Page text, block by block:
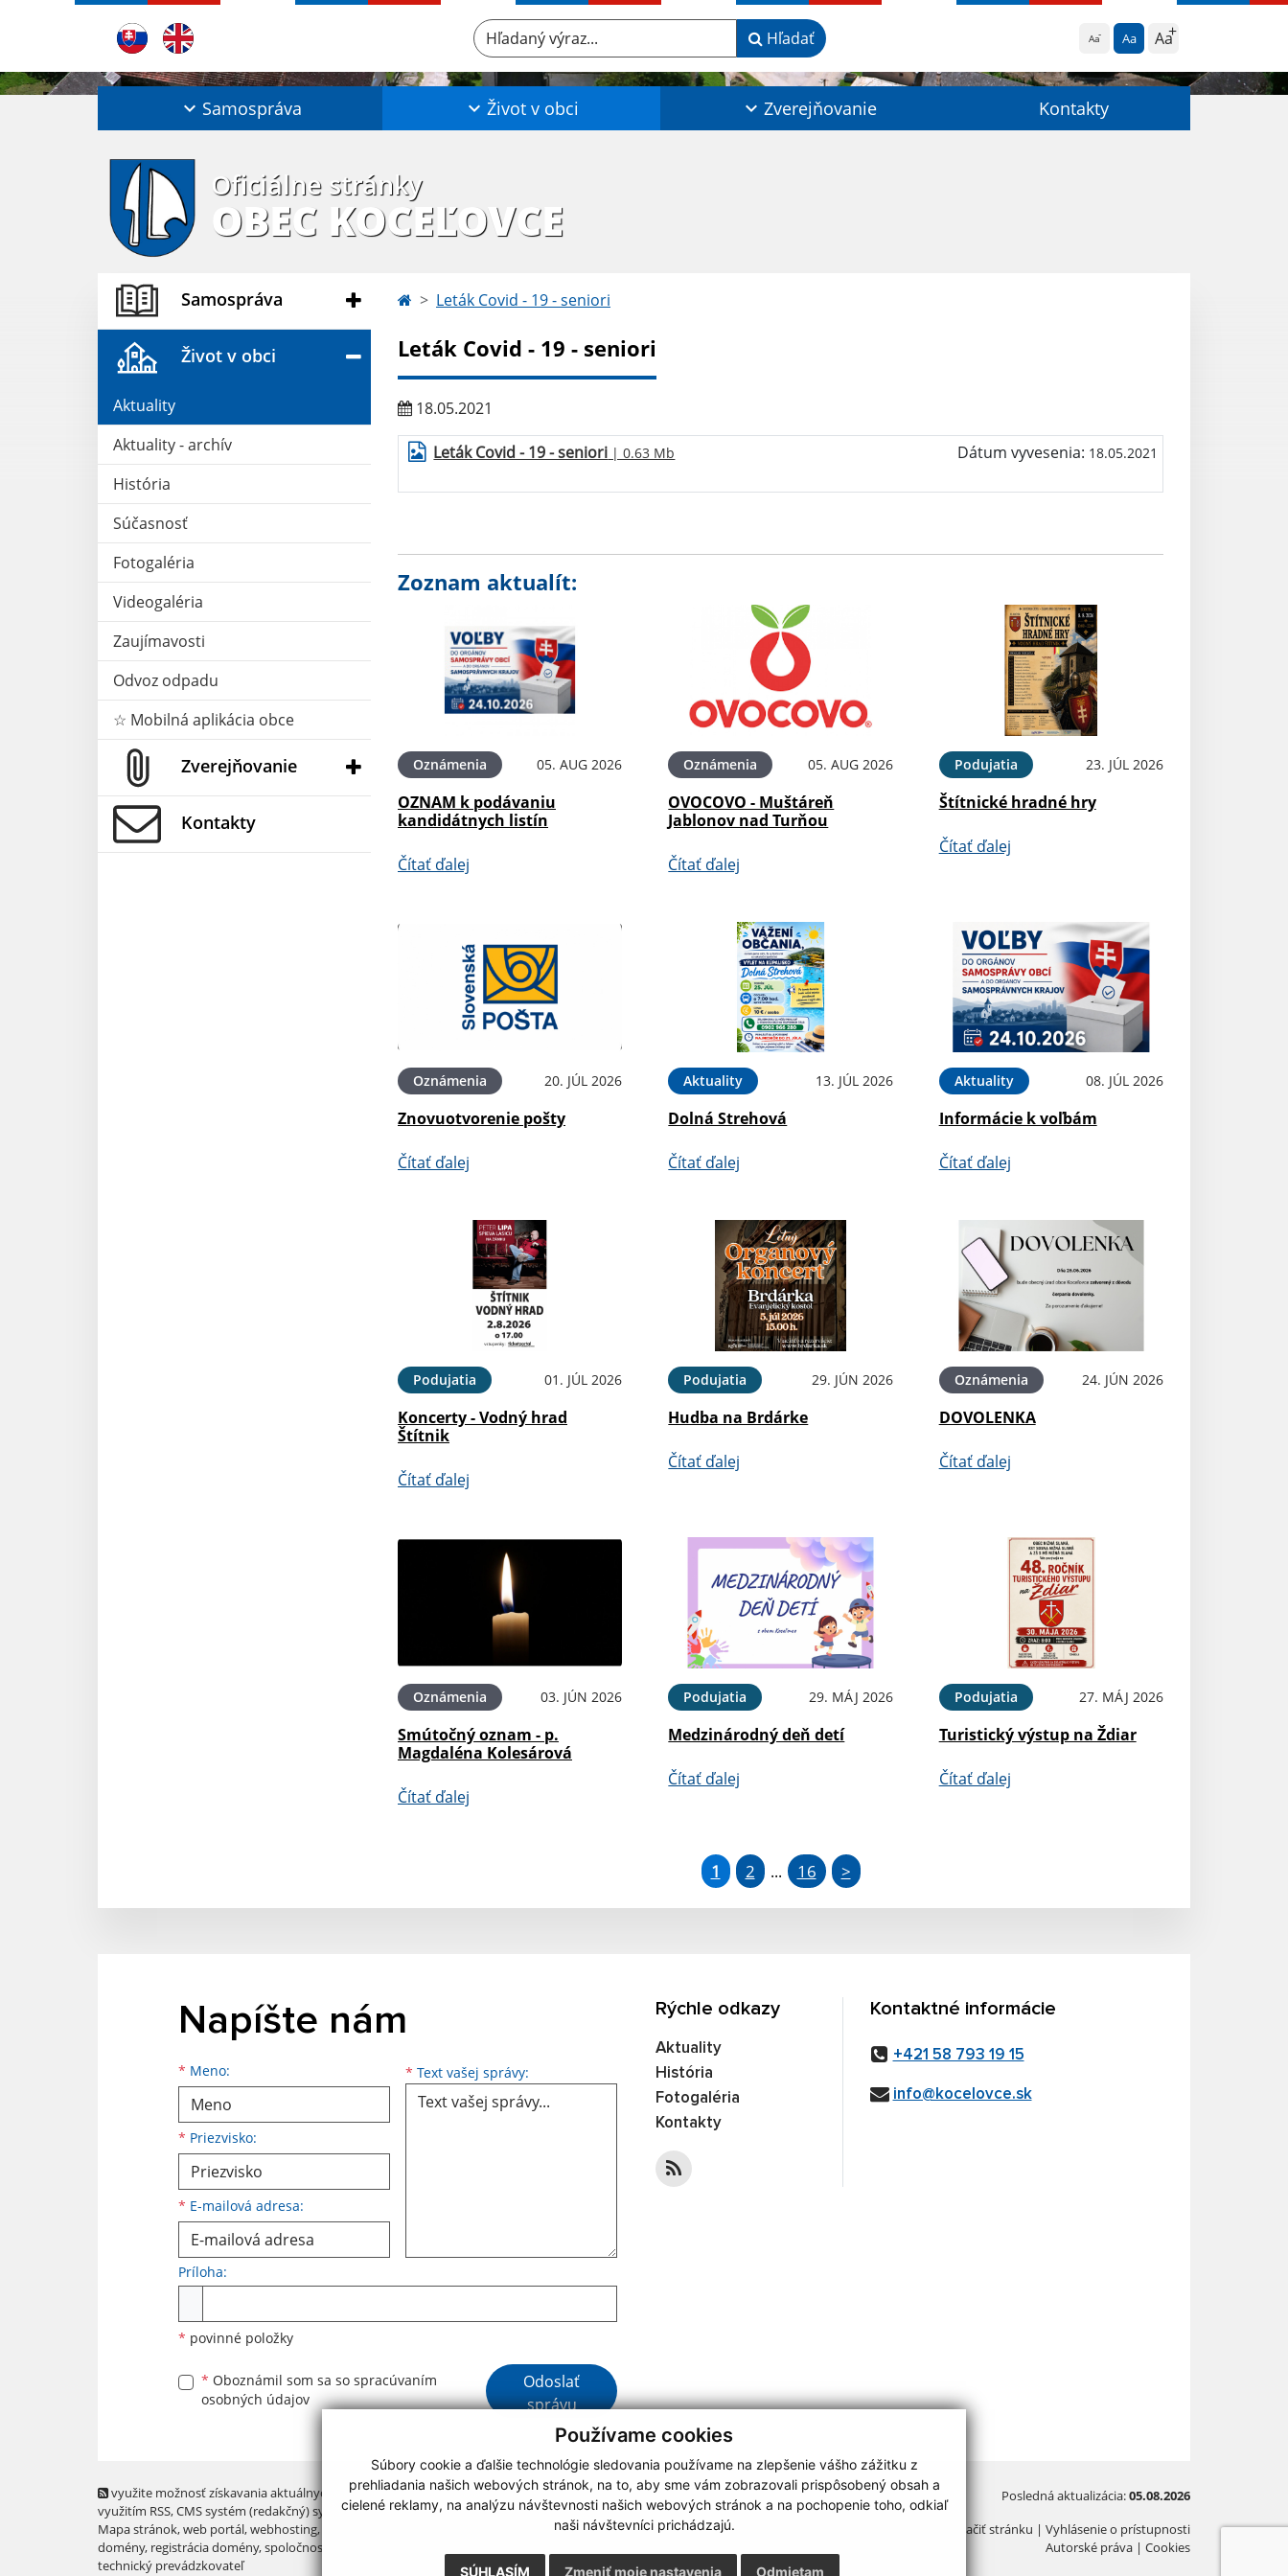
Používame cookies
Súbory cookie a ďalšie technológie sledovania používame na zlepšenie vášho zážitku z
prehliadania našich webových stránok, na to, aby sme vám zobrazovali prispôsobený obsah a
cielené reklamy, na analýzu návštevnosti našich webových stránok a na pochopenie toho, odkiaľ
naši návštevníci prichádzajú.
SÚHLASÍM Odmietam
Zmeniť moje nastavenia
Aa Aa Aa
Hľadaný výraz... Hľadať
Samospráva Život v obci Zverejňovanie Kontakty
Oficiálne stránky
OBEC KOCEĽOVCE
Samospráva
Život v obci
Aktuality
Aktuality - archív
História
Súčasnosť
Fotogaléria
Videogaléria
Zaujímavosti
Odvoz odpadu
☆ Mobilná aplikácia obce
Zverejňovanie
Kontakty
Leták Covid - 19 - seniori
Leták Covid - 19 - seniori
18.05.2021
Leták Covid - 19 - seniori | 0.63 Mb Dátum vyvesenia: 18.05.2021
Zoznam aktualít:
Oznámenia 05. AUG 2026
OZNAM k podávaniu
kandidátnych listín
Čítať ďalej
Oznámenia 05. AUG 2026
OVOCOVO - Muštáreň
Jablonov nad Turňou
Čítať ďalej
Podujatia 23. JÚL 2026
Štítnické hradné hry
Čítať ďalej
Oznámenia 20. JÚL 2026
Znovuotvorenie pošty
Čítať ďalej
Aktuality 13. JÚL 2026
Dolná Strehová
Čítať ďalej
Aktuality 08. JÚL 2026
Informácie k voľbám
Čítať ďalej
Podujatia 01. JÚL 2026
Koncerty - Vodný hrad
Štítnik
Čítať ďalej
Podujatia 29. JÚN 2026
Hudba na Brdárke
Čítať ďalej
Oznámenia 24. JÚN 2026
DOVOLENKA
Čítať ďalej
Oznámenia 03. JÚN 2026
Smútočný oznam - p.
Magdaléna Kolesárová
Čítať ďalej
Podujatia 29. MÁJ 2026
Medzinárodný deň detí
Čítať ďalej
Podujatia 27. MÁJ 2026
Turistický výstup na Ždiar
Čítať ďalej
1 2 ... 16 >
Napíšte nám
* Meno:
Meno
* Priezvisko:
Priezvisko
* E-mailová adresa:
E-mailová adresa * Text vašej správy: Text vašej správy...
Príloha:
* povinné položky
* Oboznámil som sa so spracúvaním
osobných údajov
Google reCaptcha Response
Odoslať
správu
Rýchle odkazy
Aktuality
História
Fotogaléria
Kontakty
Kontaktné informácie
+421 58 793 19 15
info@kocelovce.sk
využite možnosť získavania aktuálnych informácií s
využitím RSS, CMS systém (redakčný) systém ECHELON 2,
Mapa stránok,web portál,webhosting,
domény, registrácia domény,spoločnosť webex.digital, s.r.o.
technický prevádzkovateľ
Posledná aktualizácia:05.08.2026
Vytlačiť stránku | Vyhlásenie o prístupnosti
Autorské práva | Cookies
webdesign|